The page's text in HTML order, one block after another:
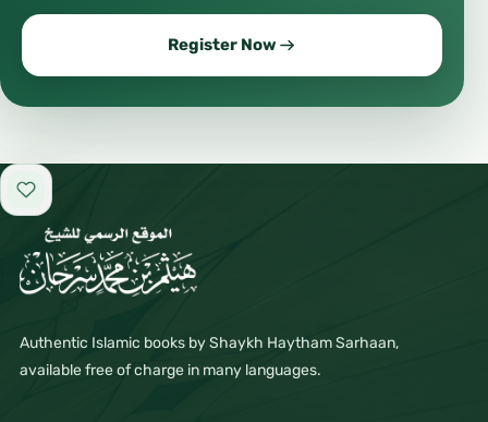
Register Now
Add to favorites
Authentic Islamic books by Shaykh Haytham Sarhaan,
available free of charge in many languages.